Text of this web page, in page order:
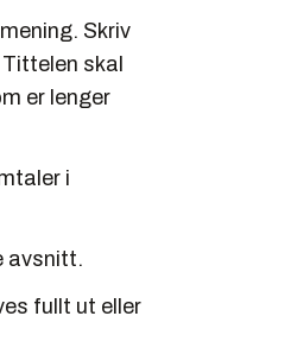
Skriv
skal
er lenger
i
avsnitt.
fullt ut eller